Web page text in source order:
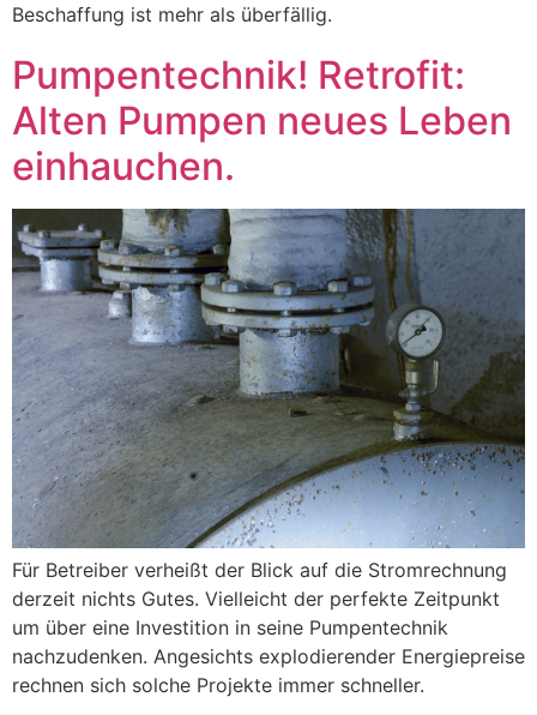
Beschaffung ist mehr als überfällig.
Pumpentechnik! Retrofit:
Alten Pumpen neues Leben
einhauchen.
Für Betreiber verheißt der Blick auf die Stromrechnung
derzeit nichts Gutes. Vielleicht der perfekte Zeitpunkt
um über eine Investition in seine Pumpentechnik
nachzudenken. Angesichts explodierender Energiepreise
rechnen sich solche Projekte immer schneller.